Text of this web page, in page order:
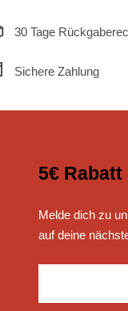
30 Tage
Sichere Zahlung
5€ Rabatt
Melde dich zu
auf deine